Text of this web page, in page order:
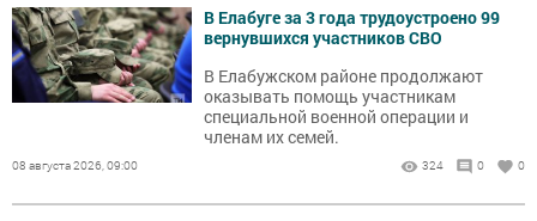
В Елабуге за 3 года трудоустроено 99
вернувшихся участников СВО
В Елабужском районе продолжают
оказывать помощь участникам
специальной военной операции и
членам их семей.
08 августа 2026, 09:00 324 0 0